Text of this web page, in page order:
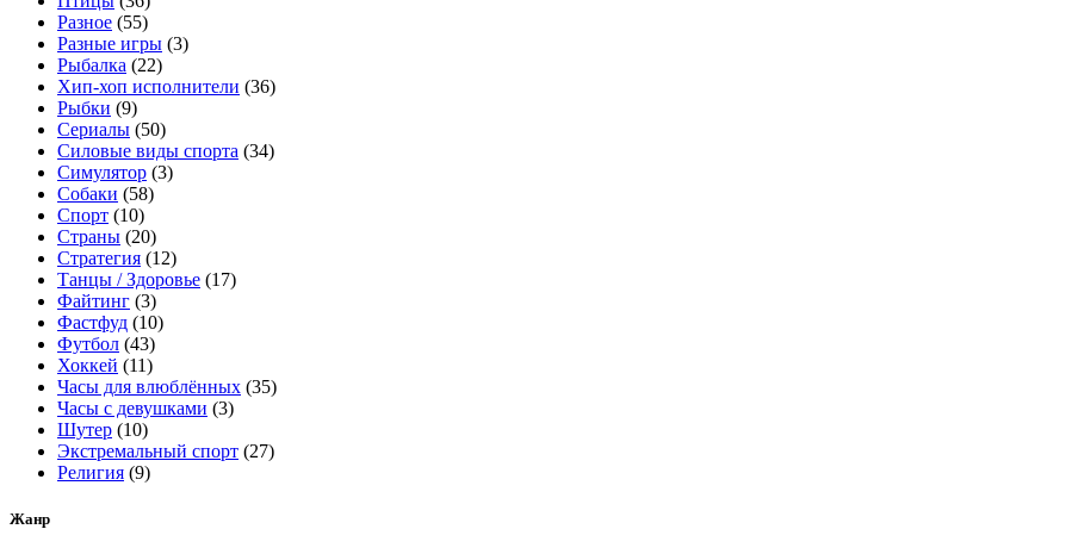
Разное (55)
Разные игры (3)
Рыбалка (22)
Хип-хоп исполнители (36)
Рыбки (9)
Сериалы (50)
Силовые виды спорта (34)
Симулятор (3)
Собаки (58)
Спорт (10)
Страны (20)
Стратегия (12)
Танцы / Здоровье (17)
Файтинг (3)
Фастфуд (10)
Футбол (43)
Хоккей (11)
Часы для влюблённых (35)
Часы с девушками (3)
Шутер (10)
Экстремальный спорт (27)
Религия (9)
Жанр